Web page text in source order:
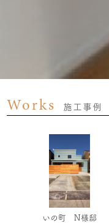
Works 施工事例
いの町 N様邸